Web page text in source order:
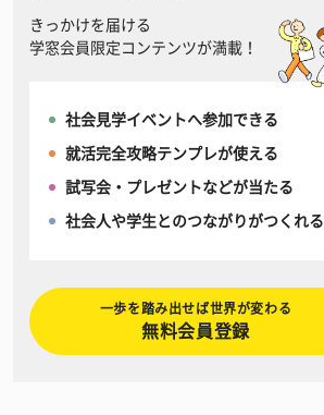
きっかけを届ける
学窓会員限定コンテンツが満載！
社会見学イベントへ参加できる
就活完全攻略テンプレが使える
試写会・プレゼントなどが当たる
社会人や学生とのつながりがつくれる
一歩を踏み出せば世界が変わる
無料会員登録